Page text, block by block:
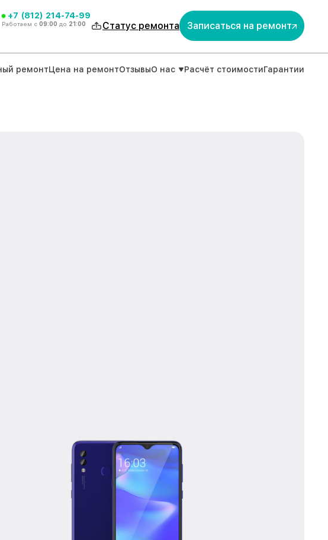
+7 (812) 214-74-99
Работаем с 09:00 до 21:00 Статус ремонта Записаться на ремонт
ремонтЦена на ремонтОтзывыО нас Расчёт стоимостиГарантии